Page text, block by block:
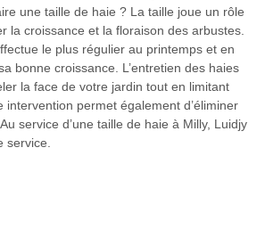
une taille de haie ? ​​La taille joue un rôle
la croissance et la floraison des arbustes.
le plus régulier au printemps et en
bonne croissance. L’entretien des haies
la face de votre jardin tout en limitant
intervention permet également d’éliminer
service d’une taille de haie à Milly, Luidjy
service.